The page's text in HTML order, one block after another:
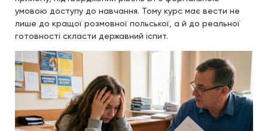
умовою доступу до навчання. Тому курс має вести не
лише до кращої розмовної польської, а й до реальної
готовності скласти державний іспит.